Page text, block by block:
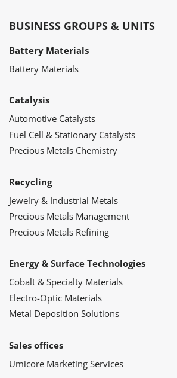
BUSINESS GROUPS & UNITS
Battery Materials
Battery Materials
Catalysis
Automotive Catalysts
Fuel Cell & Stationary Catalysts
Precious Metals Chemistry
Recycling
Jewelry & Industrial Metals
Precious Metals Management
Precious Metals Refining
Energy & Surface Technologies
Cobalt & Specialty Materials
Electro-Optic Materials
Metal Deposition Solutions
Sales offices
Umicore Marketing Services